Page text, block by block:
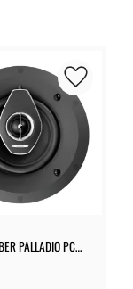
PALLADIO PC-
Lägg till